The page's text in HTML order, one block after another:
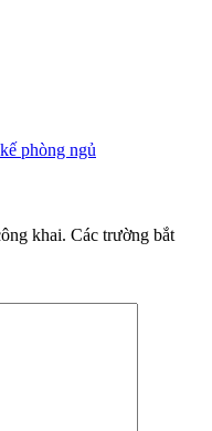
phòng ngủ
khai. Các trường bắt